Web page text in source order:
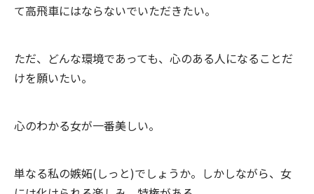
て高飛車にはならないでいただきたい。
ただ、どんな環境であっても、心のある人になることだ
けを願いたい。
心のわかる女が一番美しい。
単なる私の嫉妬(しっと)でしょうか。しかしながら、女